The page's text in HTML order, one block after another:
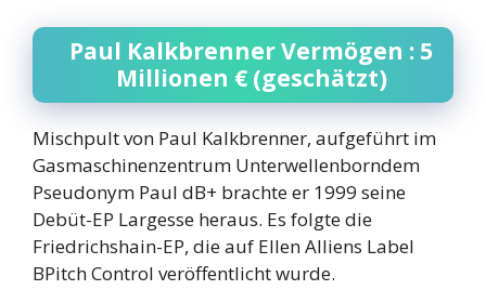
Paul Kalkbrenner Vermögen : 5
Millionen € (geschätzt)
Mischpult von Paul Kalkbrenner, aufgeführt im
Gasmaschinenzentrum Unterwellenborndem
Pseudonym Paul dB+ brachte er 1999 seine
Debüt-EP Largesse heraus. Es folgte die
Friedrichshain-EP, die auf Ellen Alliens Label
BPitch Control veröffentlicht wurde.